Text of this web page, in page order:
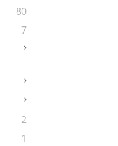
80
7
2
1